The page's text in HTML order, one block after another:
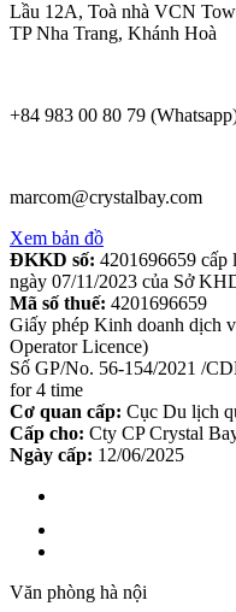
Lầu 12A, Toà nhà VCN
TP Nha Trang, Khánh Hoà
+84 983 00 80 79
marcom@crystalbay.com
Xem bản đồ
ĐKKD số: 4201696659 cấp
ngày 07/11/2023 của Sở
Mã số thuế: 4201696659
Giấy phép Kinh doanh dịch
Operator Licence)
Số GP/No. 56-154/2021 /
for 4 time
Cơ quan cấp: Cục Du lịch
Cấp cho: Cty CP Crystal
Ngày cấp: 12/06/2025
Văn phòng hà nội